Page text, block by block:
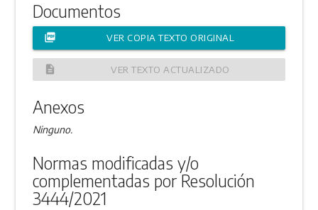
Documentos
picture_as_pdf VER COPIA TEXTO ORIGINAL
description VER TEXTO ACTUALIZADO
Anexos
Ninguno.
Normas modificadas y/o
complementadas por Resolución
3444/2021